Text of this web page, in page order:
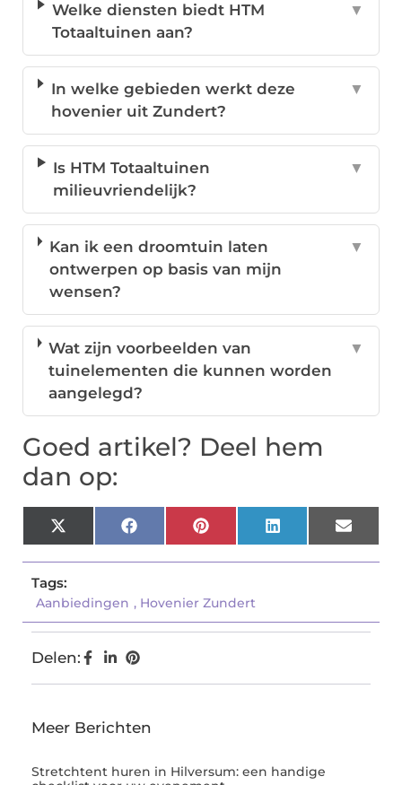
Welke diensten biedt HTM
Totaaltuinen aan?
▼
In welke gebieden werkt deze
hovenier uit Zundert?
▼
Is HTM Totaaltuinen
milieuvriendelijk?
▼
Kan ik een droomtuin laten
ontwerpen op basis van mijn
wensen?
▼
Wat zijn voorbeelden van
tuinelementen die kunnen worden
aangelegd?
▼
Goed artikel? Deel hem
dan op:
X
(Twitter)
FacebookPinterestLinkedInEmail
Tags:
Aanbiedingen , Hovenier Zundert
Delen:
Meer Berichten
Stretchtent huren in Hilversum: een handige